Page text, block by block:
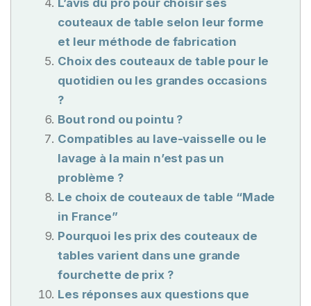
L’avis du pro pour choisir ses
couteaux de table selon leur forme
et leur méthode de fabrication
Choix des couteaux de table pour le
quotidien ou les grandes occasions
?
Bout rond ou pointu ?
Compatibles au lave-vaisselle ou le
lavage à la main n’est pas un
problème ?
Le choix de couteaux de table “Made
in France”
Pourquoi les prix des couteaux de
tables varient dans une grande
fourchette de prix ?
Les réponses aux questions que